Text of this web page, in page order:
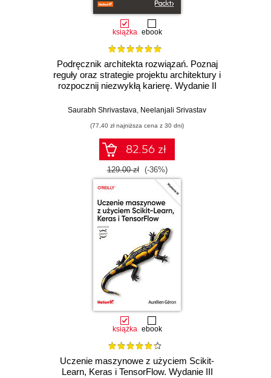
książka ebook
Podręcznik architekta rozwiązań. Poznaj
reguły oraz strategie projektu architektury i
rozpocznij niezwykłą karierę. Wydanie II
Saurabh Shrivastava, Neelanjali Srivastav
(77,40 zł najniższa cena z 30 dni)
82.56 zł
129.00 zł (-36%)
książka ebook
Uczenie maszynowe z użyciem Scikit-
Learn, Keras i TensorFlow. Wydanie III